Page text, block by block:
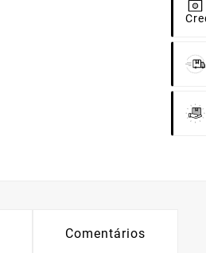
Comentários